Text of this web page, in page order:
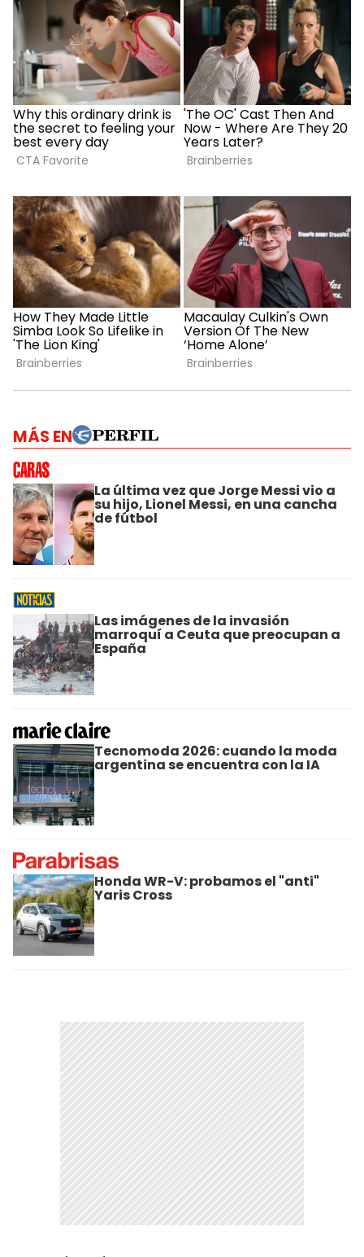
MÁS EN
La última vez que Jorge Messi vio a
su hijo, Lionel Messi, en una cancha
de fútbol
Las imágenes de la invasión
marroquí a Ceuta que preocupan a
España
Tecnomoda 2026: cuando la moda
argentina se encuentra con la IA
Honda WR-V: probamos el "anti"
Yaris Cross